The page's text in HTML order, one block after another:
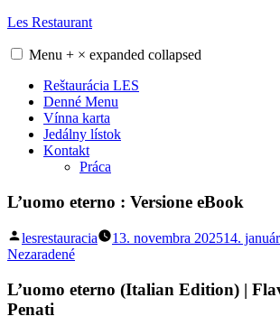
Skip
content
Les Restaurant
Menu + × expanded collapsed
Reštaurácia LES
Denné Menu
Vínna karta
Jedálny lístok
Kontakt
Práca
L’uomo eterno : Versione eBook
Posted
by
lesrestauracia 13. novembra 202514.
Nezaradené
L’uomo eterno (Italian Edition) |
Penati